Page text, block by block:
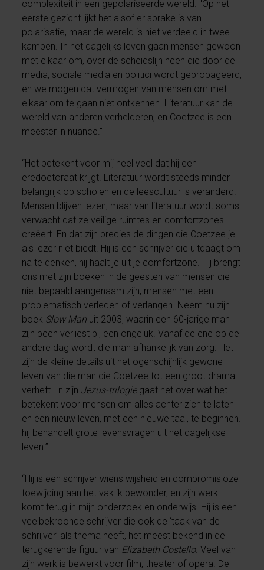
complexiteit in een gepolariseerde wereld. "Op het
eerste gezicht lijkt het alsof er sprake is van
polarisatie, maar de wereld is niet verdeeld in twee
kampen. In het dagelijks leven gaan mensen gewoon
met elkaar om, over de scheidslijn heen die door de
media, sociale media en politici wordt gepropageerd,
en we mogen dat vermogen van mensen om met
elkaar om te gaan niet ontkennen. Literatuur kan de
wereld van anderen verhelderen, en Coetzee is een
meester in nuance."
“Het betekent voor mij heel veel dat hij een
eredoctoraat krijgt. Literatuur wordt steeds minder
belangrijk op scholen en de leescultuur is veranderd.
Mensen blijven lezen, maar van literatuur wordt soms
verwacht dat ze veilige ruimtes en comfortzones
creëert. En dat zijn precies de dingen die Coetzee je
als lezer niet biedt. Hij is een schrijver die uitdaagt om
na te denken, hij haalt je uit je comfortzone. Hij brengt
ons met zijn boeken in de geesten van mensen die
niet bepaald aangenaam zijn, mensen met een
problematisch verleden of verlangen. Neem nu zijn
boek Slow Man uit 2003, waarin een 60-jarige man
zijn been verliest bij een ongeluk. Vanaf de ene op de
andere dag wordt die man afhankelijk van zorg. Het
zijn de kleine details uit het ogenschijnlijk gewone
leven van die man die Coetzee tot een groot drama
verheft. In zijn Jezus-trilogiegaat het over wat het
betekent voor mensen om alles achter zich te laten
en een nieuw leven, met een nieuwe taal, te beginnen.
hij behandelt grote levensvragen uit het dagelijkse
leven.”
“Hij is een schrijver wiens wijsheid en compromisloze
toewijding aan het vak ik bewonder, en zijn werk
komt terug in mijn onderzoek en onderwijs. Hij is een
veelbekroonde schrijver die ook de ‘taak van de
schrijver’ als thema heeft, het meest bekend in de
terugkerende figuur van Elizabeth Costello. Veel van
zijn werk is bewerkt voor film, theater of opera. De